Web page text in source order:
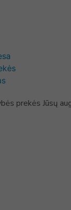
prekės Jūsų